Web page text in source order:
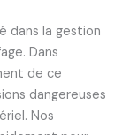
dans la gestion
Dans
de ce
dangereuses
Nos